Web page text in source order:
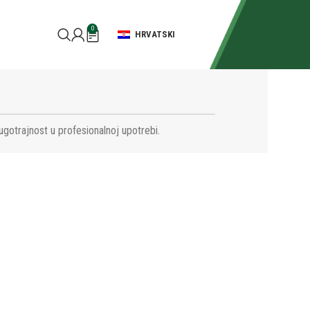
0
HRVATSKI
u profesionalnoj upotrebi.